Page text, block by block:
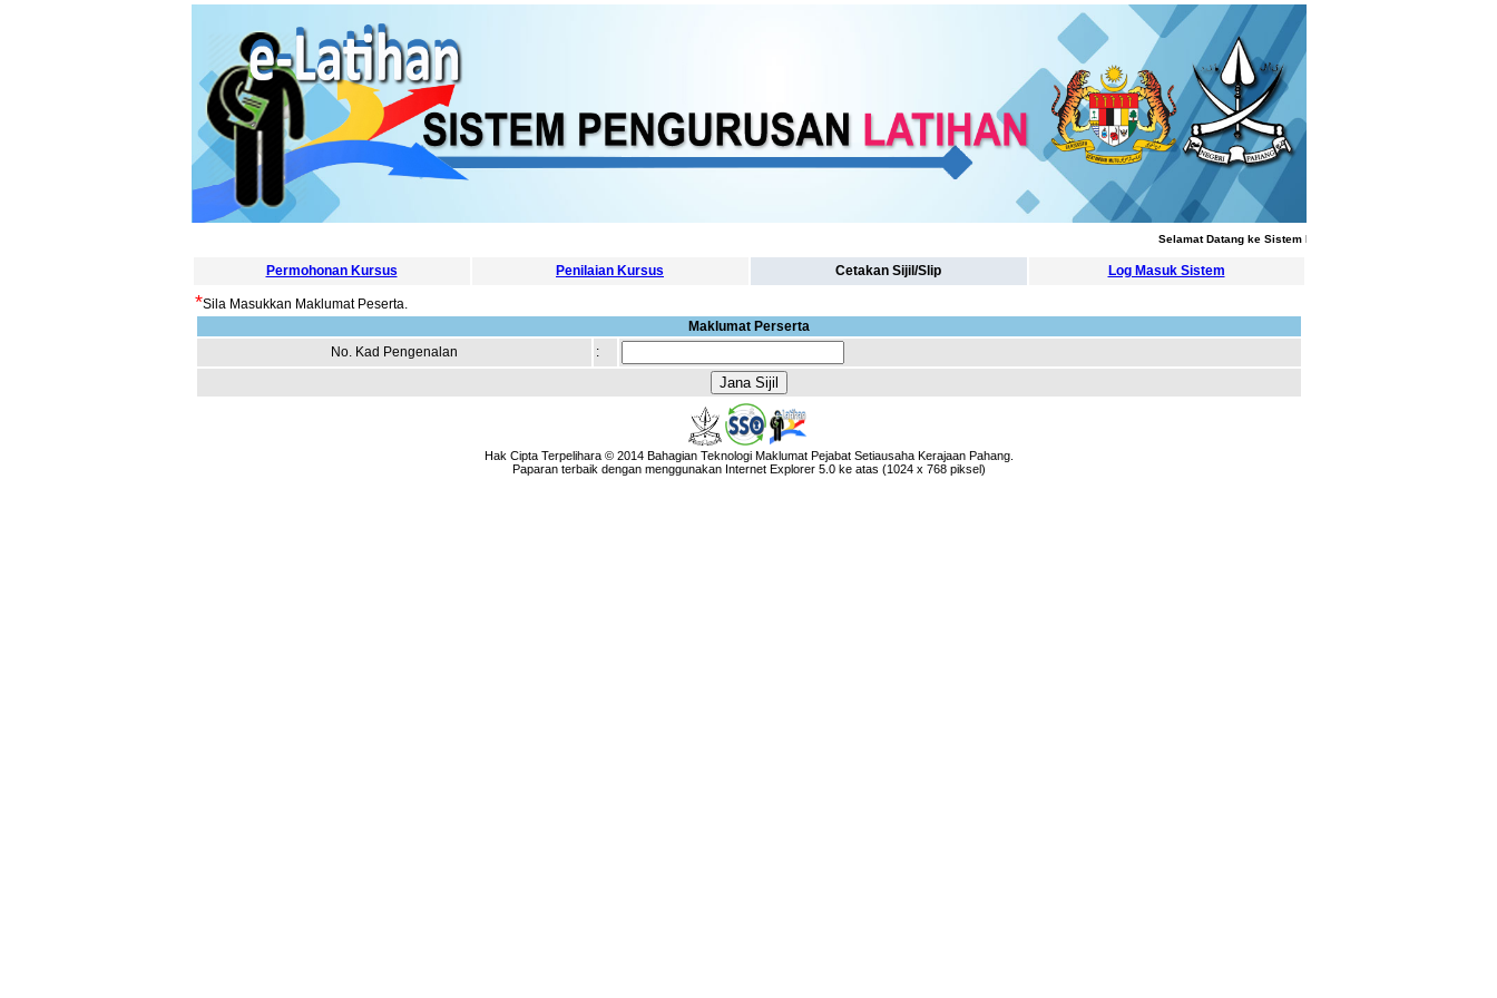
Selamat Datang ke Sistem Pengurusan Latihan
Permohonan Kursus Penilaian Kursus Cetakan Sijil/Slip Log Masuk Sistem
*Sila Masukkan Maklumat Peserta.
Maklumat Perserta
No. Kad Pengenalan
:
Hak Cipta Terpelihara © 2014 Bahagian Teknologi Maklumat Pejabat Setiausaha Kerajaan Pahang.
Paparan terbaik dengan menggunakan Internet Explorer 5.0 ke atas (1024 x 768 piksel)